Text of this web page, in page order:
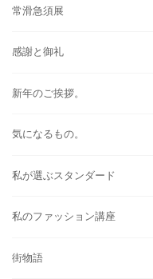
常滑急須展
感謝と御礼
新年のご挨拶。
気になるもの。
私が選ぶスタンダード
私のファッション講座
街物語